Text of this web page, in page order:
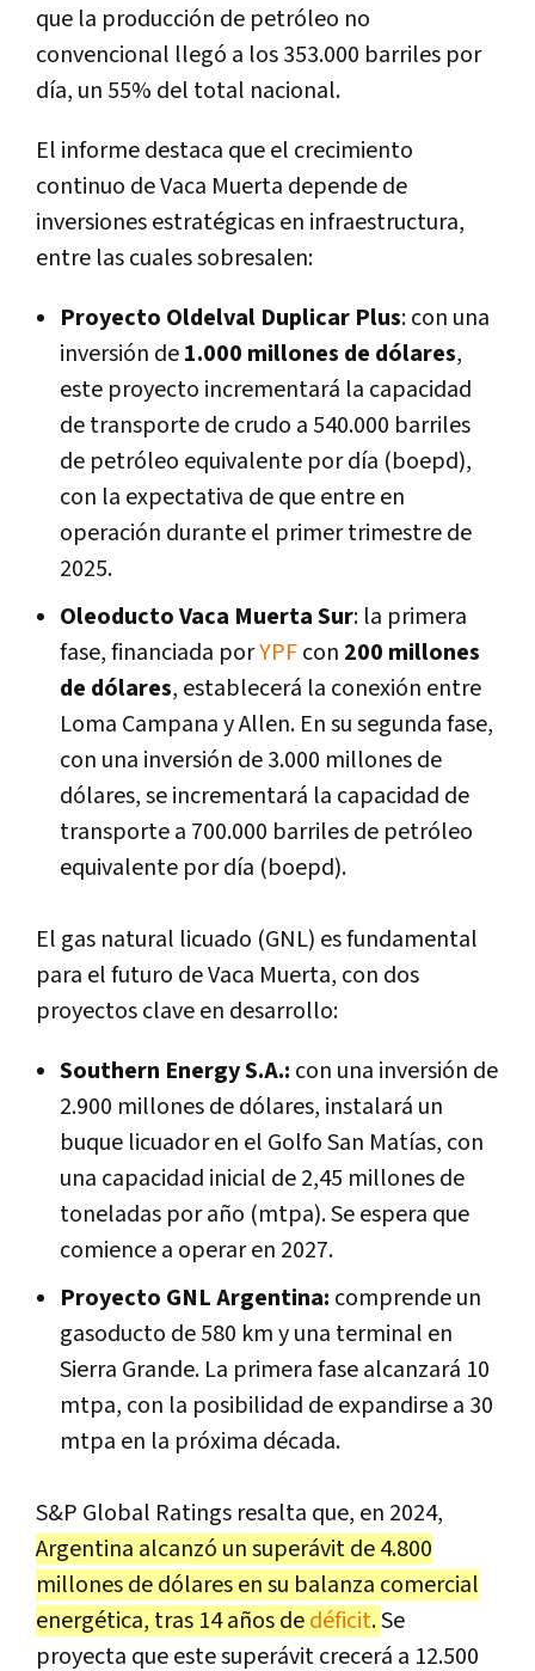
que la producción de petróleo no
convencional llegó a los 353.000 barriles por
día, un 55% del total nacional.
El informe destaca que el crecimiento
continuo de Vaca Muerta depende de
inversiones estratégicas en infraestructura,
entre las cuales sobresalen:
Proyecto Oldelval Duplicar Plus: con una
inversión de1.000 millones de dólares,
este proyecto incrementará la capacidad
de transporte de crudo a 540.000 barriles
de petróleo equivalente por día (boepd),
con la expectativa de que entre en
operación durante el primer trimestre de
2025.
Oleoducto Vaca Muerta Sur: la primera
fase, financiada porYPFcon 200 millones
de dólares, establecerá la conexión entre
Loma Campana y Allen. En su segunda fase,
con una inversión de 3.000 millones de
dólares, se incrementará la capacidad de
transporte a 700.000 barriles de petróleo
equivalente por día (boepd).
El gas natural licuado (GNL) es fundamental
para el futuro de Vaca Muerta, con dos
proyectos clave en desarrollo:
Southern Energy S.A.: con una inversión de
2.900 millones de dólares, instalará un
buque licuador en el Golfo San Matías, con
una capacidad inicial de 2,45 millones de
toneladas por año (mtpa). Se espera que
comience a operar en 2027.
Proyecto GNL Argentina: comprende un
gasoducto de 580 km y una terminal en
Sierra Grande. La primera fase alcanzará 10
mtpa, con la posibilidad de expandirse a 30
mtpa en la próxima década.
S&P Global Ratings resalta que, en 2024,
Argentina alcanzó un superávit de 4.800
millones de dólares en su balanza comercial
energética, tras 14 años dedéficit.Se
proyecta que este superávit crecerá a 12.500